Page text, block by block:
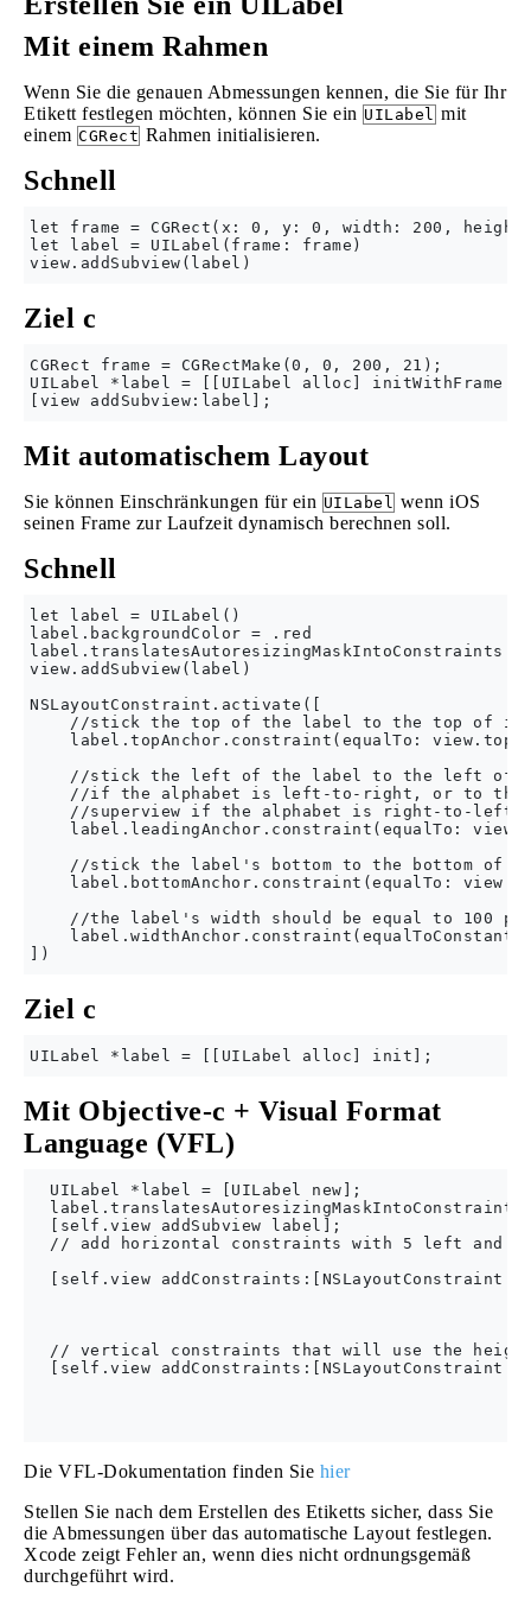
Mit einem Rahmen
Wenn Sie die genauen Abmessungen kennen, die Sie für Ihr
Etikett festlegen möchten, können Sie ein UILabel mit
einem CGRect Rahmen initialisieren.
Schnell
let frame = CGRect(x: 0, y: 0, width: 200,
let label = UILabel(frame: frame)
Ziel c
CGRect frame = CGRectMake(0, 0, 200, 21);
UILabel *label = [[UILabel alloc]
Mit automatischem Layout
Sie können Einschränkungen für ein UILabel wenn iOS
seinen Frame zur Laufzeit dynamisch berechnen soll.
Schnell
let label = UILabel()
label.backgroundColor = .red
label.translatesAutoresizingMaskIntoConstraints
view.addSubview(label)
NSLayoutConstraint.activate([
//stick the top of the label to the top of
label.topAnchor.constraint(equalTo:
//stick the left of the label to the left of
//if the alphabet is left-to-right, or to
    //superview if the alphabet is right-to-left:
label.leadingAnchor.constraint(equalTo:
//stick the label's bottom to the bottom of
label.bottomAnchor.constraint(equalTo:
//the label's width should be equal to 100
label.widthAnchor.constraint(equalToConstant:
Ziel c
Mit Objective-c + Visual Format
Language (VFL)
  UILabel *label = [UILabel new];
label.translatesAutoresizingMaskIntoConstraints
  [self.view addSubview label];
// add horizontal constraints with 5 left and
[self.view addConstraints:[NSLayoutConstraint
// vertical constraints that will use the
[self.view addConstraints:[NSLayoutConstraint
Die VFL-Dokumentation finden Sie hier
Stellen Sie nach dem Erstellen des Etiketts sicher, dass Sie
die Abmessungen über das automatische Layout festlegen.
Xcode zeigt Fehler an, wenn dies nicht ordnungsgemäß
durchgeführt wird.